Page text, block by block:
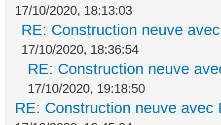
17/10/2020, 18:13:03
RE: Construction neuve
17/10/2020, 18:36:54
RE: Construction neuve
17/10/2020, 19:18:50
RE: Construction neuve avec